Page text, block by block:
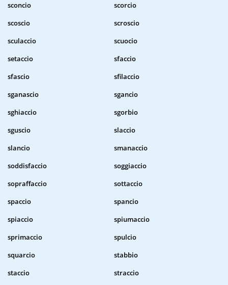
sconcio
scorcio
scoscio
scroscio
sculaccio
scuocio
setaccio
sfaccio
sfascio
sfilaccio
sganascio
sgancio
sghiaccio
sgorbio
sguscio
slaccio
slancio
smanaccio
soddisfaccio
soggiaccio
sopraffaccio
sottaccio
spaccio
spancio
spiaccio
spiumaccio
sprimaccio
spulcio
squarcio
stabbio
staccio
straccio